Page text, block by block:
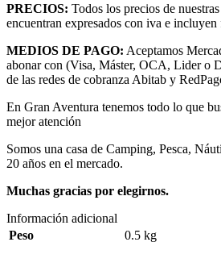
PRECIOS: Todos los precios de
encuentran expresados con iva e incluyen
MEDIOS DE PAGO: Aceptamos
abonar con (Visa, Máster, OCA, Lider o
de las redes de cobranza Abitab y
En Gran Aventura tenemos todo lo que
mejor atención
Somos una casa de Camping, Pesca,
20 años en el mercado.
Muchas gracias por elegirnos.
Información adicional
Peso
0.5 kg